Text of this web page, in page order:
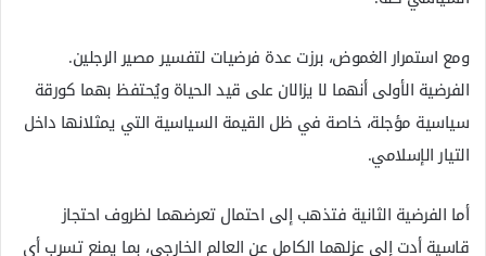
ومع استمرار الغموض، برزت عدة فرضيات لتفسير مصير الرجلين.
الفرضية الأولى أنهما لا يزالان على قيد الحياة ويُحتفظ بهما كورقة
سياسية مؤجلة، خاصة في ظل القيمة السياسية التي يمثلانها داخل
التيار الإسلامي.
أما الفرضية الثانية فتذهب إلى احتمال تعرضهما لظروف احتجاز
قاسية أدت إلى عزلهما الكامل عن العالم الخارجي، بما يمنع تسرب أي